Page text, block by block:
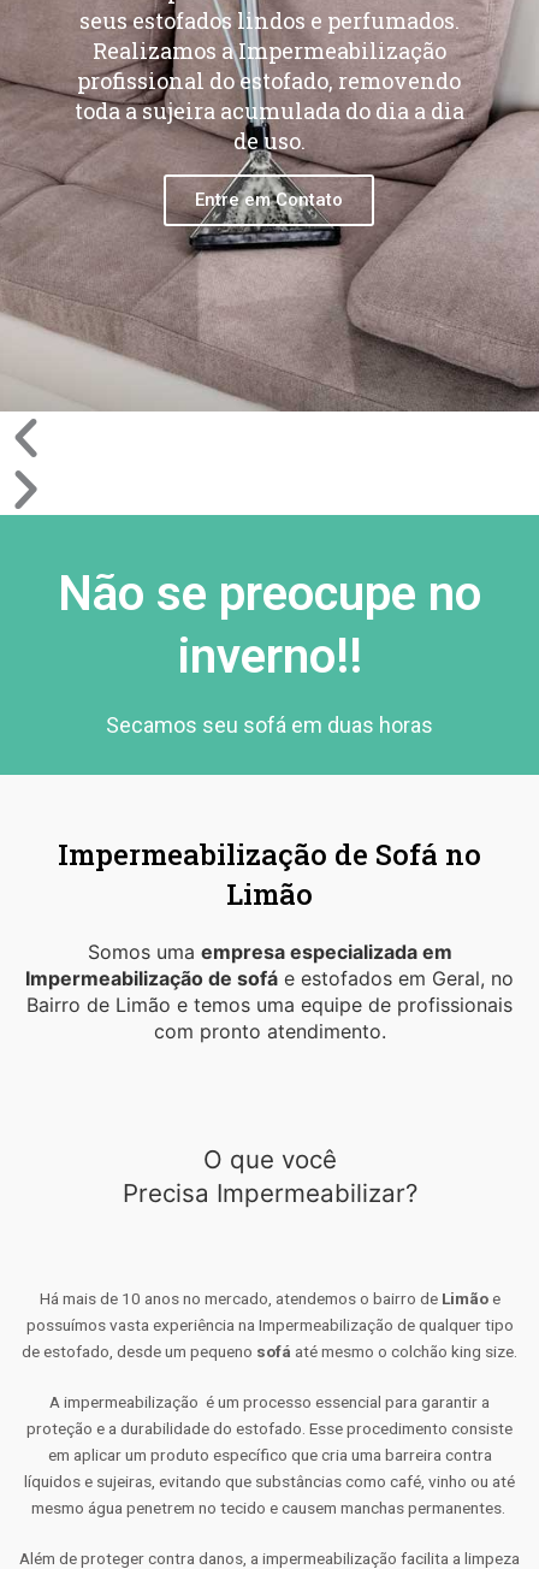
seus estofados lindos e perfumados.
Realizamos a Impermeabilização
profissional do estofado, removendo
toda a sujeira acumulada do dia a dia
de uso.
Entre em Contato
Não se preocupe no
inverno!!
Secamos seu sofá em duas horas
Impermeabilização de Sofá no
Limão
Somos uma empresa especializada em
Impermeabilização de sofá e estofados em Geral, no
Bairro de Limão e temos uma equipe de profissionais
com pronto atendimento.
O que você
Precisa Impermeabilizar?
Há mais de 10 anos no mercado, atendemos o bairro de Limãoe
possuímos vasta experiência na Impermeabilização de qualquer tipo
de estofado, desde um pequeno sofá até mesmo o colchão king size.
A impermeabilização é um processo essencial para garantir a
proteção e a durabilidade do estofado. Esse procedimento consiste
em aplicar um produto específico que cria uma barreira contra
líquidos e sujeiras, evitando que substâncias como café, vinho ou até
mesmo água penetrem no tecido e causem manchas permanentes.
Além de proteger contra danos, a impermeabilização facilita a limpeza